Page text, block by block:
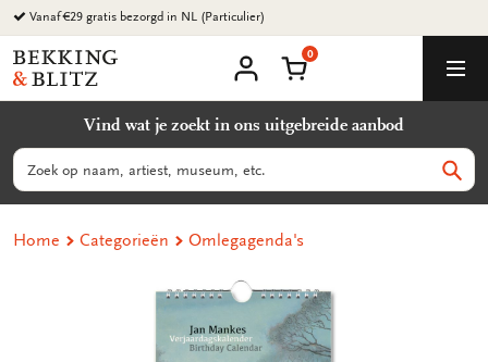
Ga
naar
content
Vanaf €29 gratis bezorgd in NL (Particulier)
Bekking
&
B.V.
account
Winkelmand
0
Vind wat je zoekt in ons uitgebreide aanbod
Zoeken
Home Categorieën Omlegagenda's